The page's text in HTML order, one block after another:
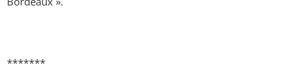
*******